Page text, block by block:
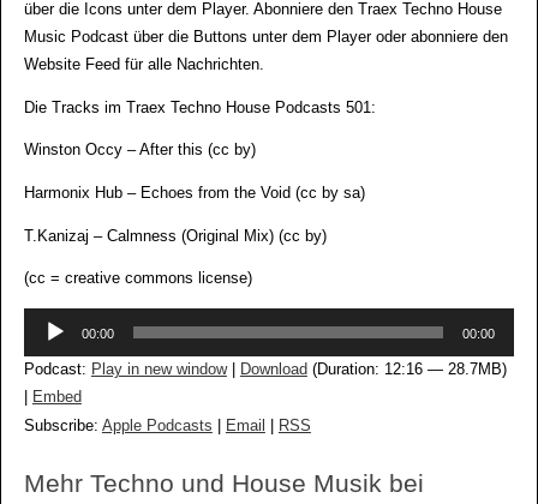
über die Icons unter dem Player. Abonniere den Traex Techno House
Music Podcast über die Buttons unter dem Player oder abonniere den
Website Feed für alle Nachrichten.
Die Tracks im Traex Techno House Podcasts 501:
Winston Occy – After this (cc by)
Harmonix Hub – Echoes from the Void (cc by sa)
T.Kanizaj – Calmness (Original Mix) (cc by)
(cc = creative commons license)
Audio-
00:00 00:00
Podcast: Play in new window| Download (Duration: 12:16 — 28.7MB)
Embed
Subscribe: Apple Podcasts Email RSS
Mehr Techno und House Musik bei